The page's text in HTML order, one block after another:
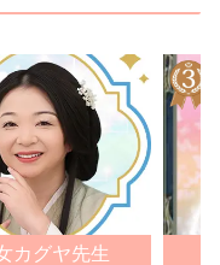
カグヤ先生